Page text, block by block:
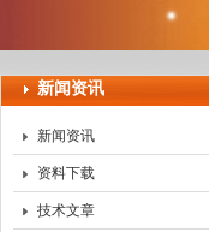
上海天珀电子科技有限公司
新闻资讯
新闻资讯
资料下载
技术文章